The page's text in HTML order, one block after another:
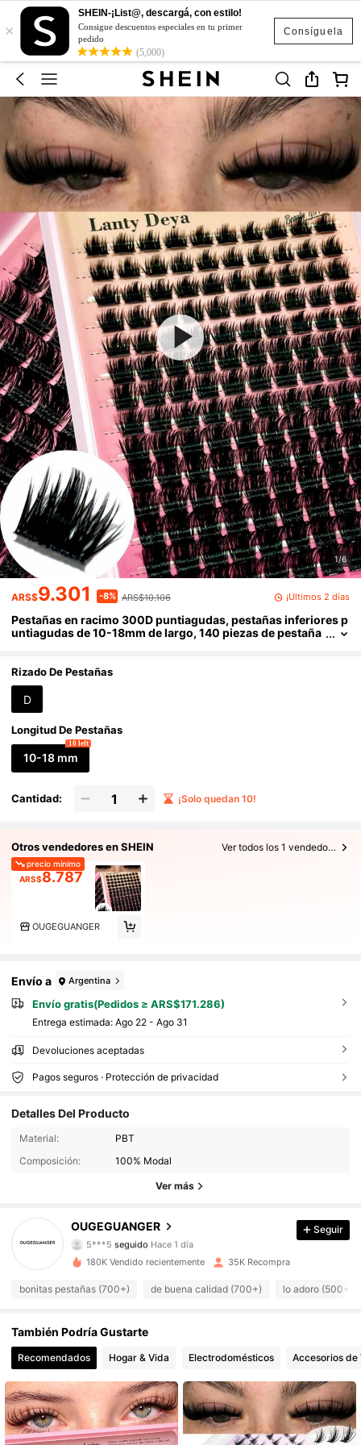
Consíguela
×
SHEIN-¡List@, descargá, con estilo!
Consigue descuentos especiales en tu primer
pedido
(5,000)
1/6
ARS$9.301 -8% ARS$10.106 ¡Últimos 2 días
Pestañas en racimo 300D puntiagudas, pestañas inferiores p
untiagudas de 10-18mm de largo, 140 piezas de pestaña
estilo dibujos animados, tiras de pestañas de visón, pestañas
gruesas
Rizado De Pestañas
D
Longitud De Pestañas
10-18 mm
10 left
Cantidad: ¡Solo quedan 10!
Otros vendedores en SHEIN Ver todos los 1 vendedores
precio mínimo
ARS$8.787
OUGEGUANGER
Envío a Argentina
Envío gratis(Pedidos ≥ ARS$171.286)
Entrega estimada: Ago 22 - Ago 31
Devoluciones aceptadas
Pagos seguros · Protección de privacidad
Detalles Del Producto
Material:
PBT
Composición:
100% Modal
Ver más
OUGEGUANGER
486 Seguidores
486 Seguidores
4,81
5***5 seguido Hace 1 día
4,81
4,81 486 Seguidores
4,81 486 Seguidores
4,81
486 Seguidores
Seguir
180K Vendido recientemente 35K Recompra
bonitas pestañas (700+) de buena calidad (700+) lo adoro (500+)
También Podría Gustarte
Recomendados Hogar & Vida Electrodomésticos Accesorios de